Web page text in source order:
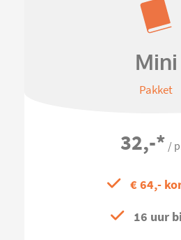
Mini
Pakket
32,-* /
€ 64,-
16 uur